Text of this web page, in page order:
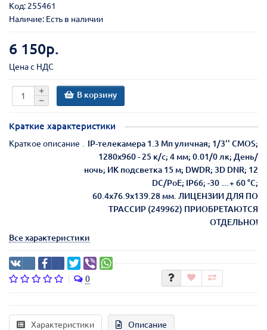
Код: 255461
Наличие: Есть в наличии
6 150р.
Цена с НДС
В корзину
Краткие характеристики
Краткое описание
IP-телекамера 1.3 Мп уличная; 1/3'' CMOS;
1280х960 - 25 к/с; 4 мм; 0.01/0 лк; День/
ночь; ИК подсветка 15 м; DWDR; 3D DNR; 12
DC/PoE; IP66; -30 …+ 60 °С;
60.4x76.9x139.28 мм. ЛИЦЕНЗИИ ДЛЯ ПО
ТРАССИР (249962) ПРИОБРЕТАЮТСЯ
ОТДЕЛЬНО!
Все характеристики
0
Характеристики Описание